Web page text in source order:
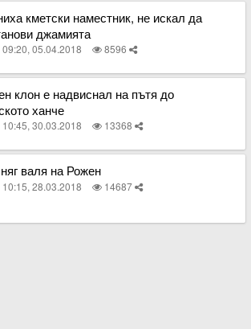
кметски наместник, не искал да
джамията
09:20, 05.04.2018 8596
клон е надвиснал на пътя до
ханче
10:45, 30.03.2018 13368
валя на Рожен
10:15, 28.03.2018 14687